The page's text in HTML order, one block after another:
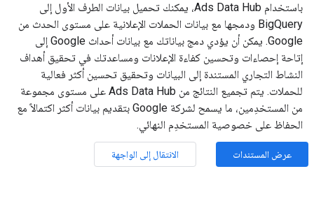
باستخدام Ads Data Hub، يمكنك تحميل بيانات الطرف الأول إلى
BigQuery ودمجها مع بيانات الحملات الإعلانية على مستوى الحدث من
Google. يمكن أن يؤدي دمج بياناتك مع بيانات أحداث Google إلى
إتاحة إحصاءات وتحسين كفاءة الإعلانات ومساعدتك في تحقيق أهداف
النشاط التجاري المستندة إلى البيانات وتحقيق تحسين أكثر فعالية
للحملات. يتم تجميع النتائج من Ads Data Hub على مستوى مجموعة
من المستخدِمين، ما يسمح لشركة Google بتقديم بيانات أكثر اكتمالاً مع
الحفاظ على خصوصية المستخدِم النهائي.
عرض المستندات الانتقال إلى الواجهة